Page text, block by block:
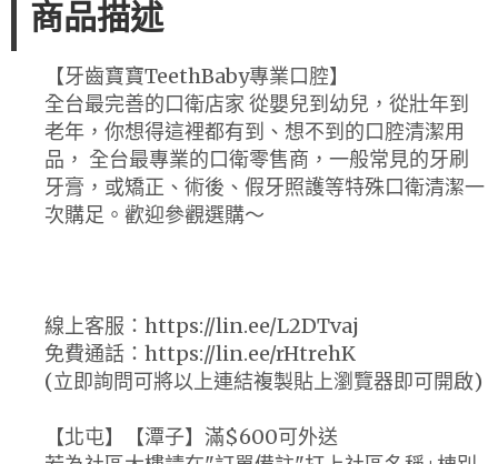
商品描述
【牙齒寶寶TeethBaby專業口腔】
全台最完善的口衛店家 從嬰兒到幼兒，從壯年到
老年，你想得這裡都有到、想不到的口腔清潔用
品， 全台最專業的口衛零售商，一般常見的牙刷
牙膏，或矯正、術後、假牙照護等特殊口衛清潔一
次購足。歡迎參觀選購～
線上客服：https://lin.ee/L2DTvaj
免費通話：https://lin.ee/rHtrehK
(立即詢問可將以上連結複製貼上瀏覽器即可開啟)
【北屯】【潭子】滿$600可外送